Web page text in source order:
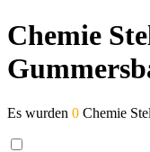
Chemie
Es wurden 0 Chemie